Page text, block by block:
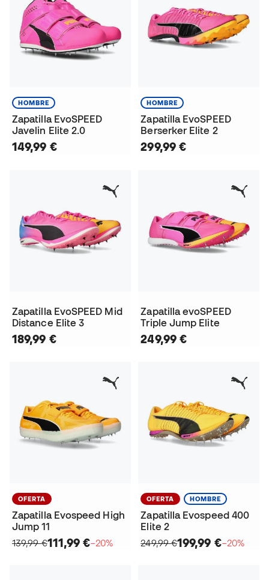
HOMBRE
Zapatilla EvoSPEED
Javelin Elite 2.0
149,99 €
HOMBRE
Zapatilla EvoSPEED
Berserker Elite 2
299,99 €
Zapatilla EvoSPEED Mid
Distance Elite 3
189,99 €
Zapatilla evoSPEED
Triple Jump Elite
249,99 €
OFERTA
Zapatilla Evospeed High
Jump 11
139,99 €111,99 €−20%
OFERTA HOMBRE
Zapatilla Evospeed 400
Elite 2
249,99 €199,99 €−20%